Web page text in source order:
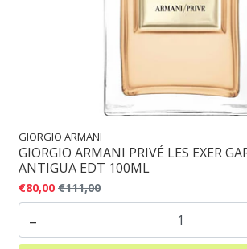
GIORGIO ARMANI
GIORGIO ARMANI PRIVÉ LES EXER
ANTIGUA EDT 100ML
€80,00 €111,00
-